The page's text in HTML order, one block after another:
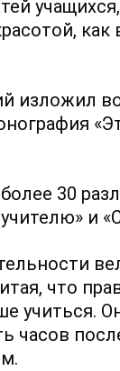
во
30
и
что
учиться.
часов